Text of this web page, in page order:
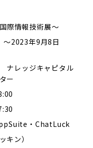
際情報技術展～
～2023年9月8日
ナレッジキャピタル
ー
・ChatLuck
キン）